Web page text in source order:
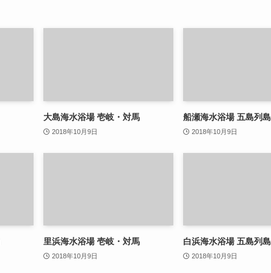
大島海水浴場 壱岐・対馬
2018年10月9日
船瀬海水浴場 五島列島
2018年10月9日
里浜海水浴場 壱岐・対馬
2018年10月9日
白浜海水浴場 五島列島
2018年10月9日